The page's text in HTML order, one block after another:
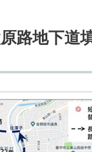
路地下道